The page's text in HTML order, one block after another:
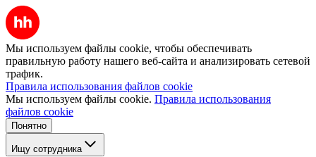
Мы используем файлы cookie, чтобы обеспечивать
правильную работу нашего веб-сайта и анализировать сетевой
трафик.
Правила использования файлов cookie
Мы используем файлы cookie. Правила использования
файлов cookie
Понятно
Ищу сотрудника